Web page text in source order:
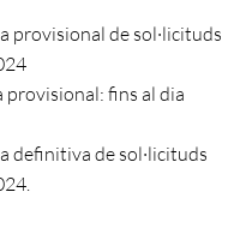
provisional de sol·licituds
provisional: fins al dia
definitiva de sol·licituds